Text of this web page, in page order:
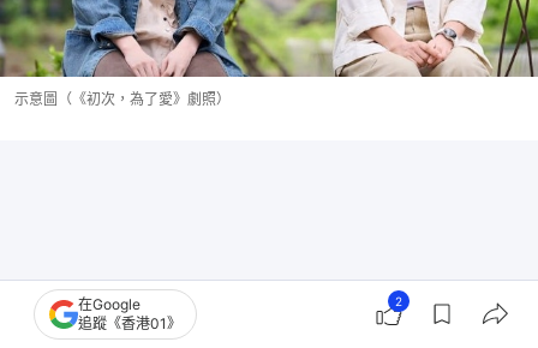
示意圖（《初次，為了愛》劇照）
在Google
追蹤《香港01》
2